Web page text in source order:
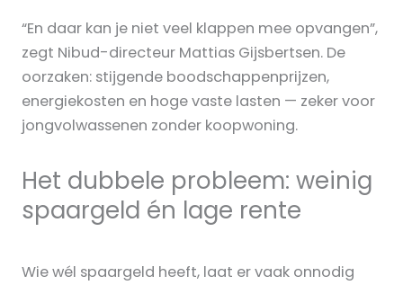
“En daar kan je niet veel klappen mee opvangen”,
zegt Nibud-directeur Mattias Gijsbertsen. De
oorzaken: stijgende boodschappenprijzen,
energiekosten en hoge vaste lasten — zeker voor
jongvolwassenen zonder koopwoning.
Het dubbele probleem: weinig
spaargeld én lage rente
Wie wél spaargeld heeft, laat er vaak onnodig